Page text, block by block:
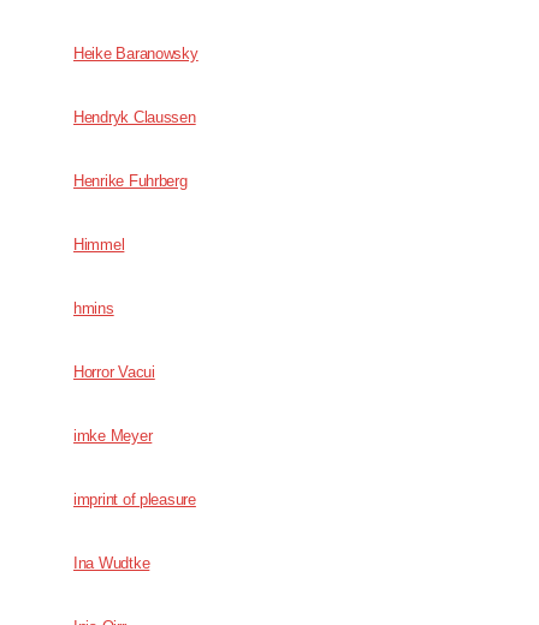
Heike Baranowsky
Hendryk Claussen
Henrike Fuhrberg
Himmel
hmins
Horror Vacui
imke Meyer
imprint of pleasure
Ina Wudtke